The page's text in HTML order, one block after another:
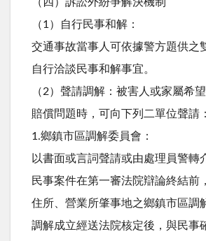
（1）自行民事和解：
交通事故當事人可依據警方題供之
自行洽談民事和解事宜。
（2）聲請調解：被害人或家屬希
賠償問題時，可向下列二單
1.鄉鎮市區調解委員會：
以書面或言詞聲請或由處理員警轉
民事案件在第一審法院辯論終結前
住所、營業所肇事地之鄉鎮市區調
調解成立經送法院核定後，與民事